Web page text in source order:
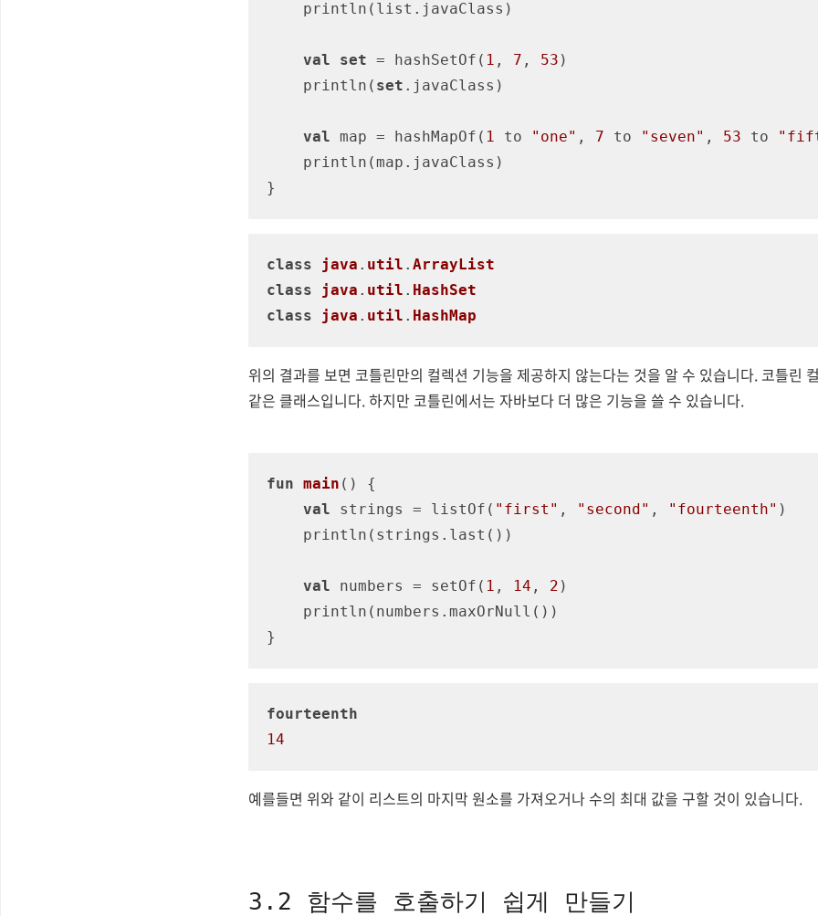
val set = hashSetOf( 1 , 7 , 53 )
    println(
set .javaClass)
val map = hashMapOf( 1 to "one" , 7 to "seven" , 53 to
}
class java . util . ArrayList
class
java . util . HashSet
class
java . util . HashMap
위의 결과를 보면 코틀린만의 컬렉션 기능을 제공하지 않는다는 것을 알 수 있습니다. 코틀린
같은 클래스입니다. 하지만 코틀린에서는 자바보다 더 많은 기능을 쓸 수 있습니다.
fun main ()
{
val strings = listOf( "first" , "second" , "fourteenth" )
val numbers = setOf( 1 , 14 , 2 )
}
fourteenth
14
예를들면 위와 같이 리스트의 마지막 원소를 가져오거나 수의 최대 값을 구할 것이 있습니다.
3.2 함수를 호출하기 쉽게 만들기